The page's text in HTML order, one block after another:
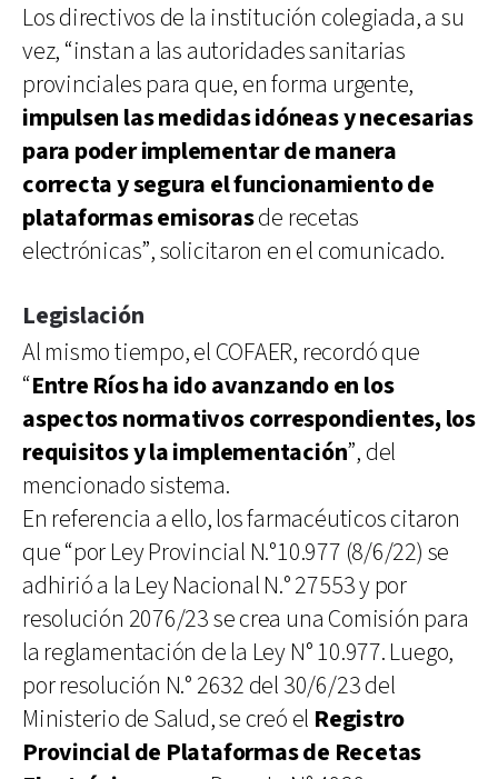
Los directivos de la institución colegiada, a su
vez, “instan a las autoridades sanitarias
provinciales para que, en forma urgente,
impulsen las medidas idóneas y necesarias
para poder implementar de manera
correcta y segura el funcionamiento de
plataformas emisorasde recetas
electrónicas”, solicitaron en el comunicado.
Legislación
Al mismo tiempo, el COFAER, recordó que
“Entre Ríos ha ido avanzando en los
aspectos normativos correspondientes, los
requisitos y la implementación”, del
mencionado sistema.
En referencia a ello, los farmacéuticos citaron
que “por Ley Provincial N.°10.977 (8/6/22) se
adhirió a la Ley Nacional N.° 27553 y por
resolución 2076/23 se crea una Comisión para
la reglamentación de la Ley N° 10.977. Luego,
por resolución N.° 2632 del 30/6/23 del
Ministerio de Salud, se creó el Registro
Provincial de Plataformas de Recetas